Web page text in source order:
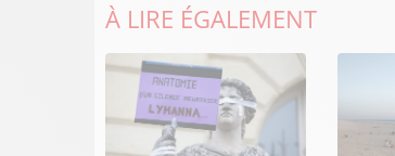
À LIRE ÉGALEMENT